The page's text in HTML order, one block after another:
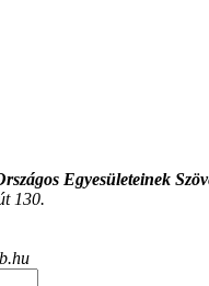
Egyesületeinek
130.